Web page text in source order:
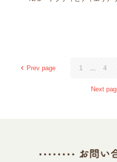
Prev page 1 ... 4
Next